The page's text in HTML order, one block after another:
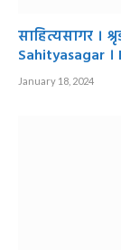
साहित्यसागर ।
Sahityasagar ।
January 18, 2024